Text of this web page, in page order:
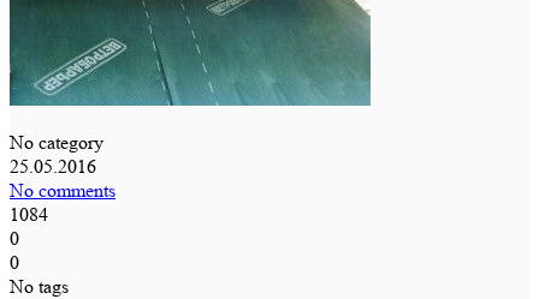
No category
25.05.2016
No comments
1084
0
0
No tags